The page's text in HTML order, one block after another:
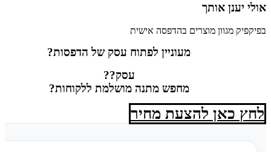
אולי יענן אותך
בפיקפיק מגוון מוצרים בהדפסה אישית
מעוניין לפתוח עסק של הדפסות?
עסק??
מחפש מתנה מושלמת ללקוחות?
לחץ כאן להצעת מחיר